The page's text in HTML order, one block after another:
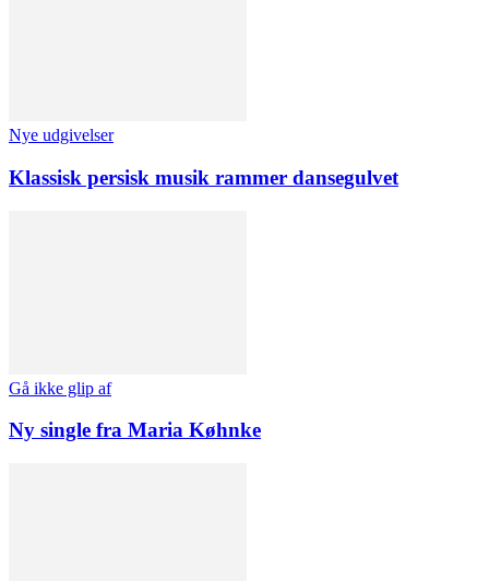
Nye udgivelser
Klassisk persisk musik rammer dansegulvet
Gå ikke glip af
Ny single fra Maria Køhnke